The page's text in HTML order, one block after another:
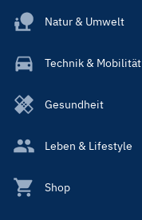
Natur & Umwelt
Technik & Mobilität
Gesundheit
Leben & Lifestyle
Shop